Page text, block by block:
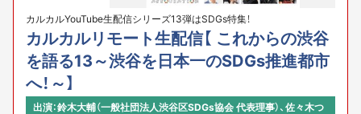
カルカルYouTube生配信シリーズ13弾はSDGs特集！
カルカルリモート生配信【 これからの渋谷
を語る13～渋谷を日本一のSDGs推進都市
へ！～】
出演：鈴木大輔（一般社団法人渋谷区SDGs協会 代表理事）、佐々木つ